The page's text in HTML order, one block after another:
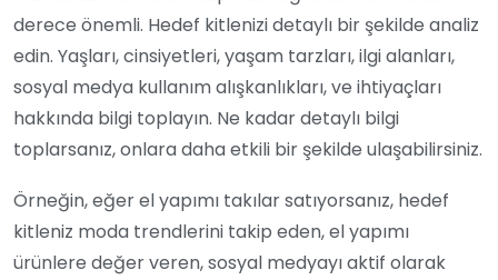
derece önemli. Hedef kitlenizi detaylı bir şekilde analiz
edin. Yaşları, cinsiyetleri, yaşam tarzları, ilgi alanları,
sosyal medya kullanım alışkanlıkları, ve ihtiyaçları
hakkında bilgi toplayın. Ne kadar detaylı bilgi
toplarsanız, onlara daha etkili bir şekilde ulaşabilirsiniz.
Örneğin, eğer el yapımı takılar satıyorsanız, hedef
kitleniz moda trendlerini takip eden, el yapımı
ürünlere değer veren, sosyal medyayı aktif olarak